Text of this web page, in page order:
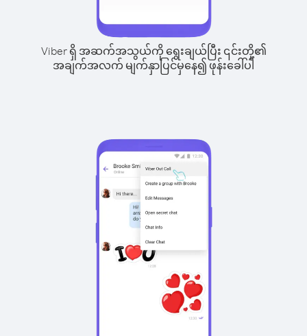
Viber ရှိ အဆက်အသွယ်ကို ရွေးချယ်ပြီး ၎င်းတို့၏
အချက်အလက် မျက်နှာပြင်မှနေ၍ ဖုန်းခေါ်ပါ